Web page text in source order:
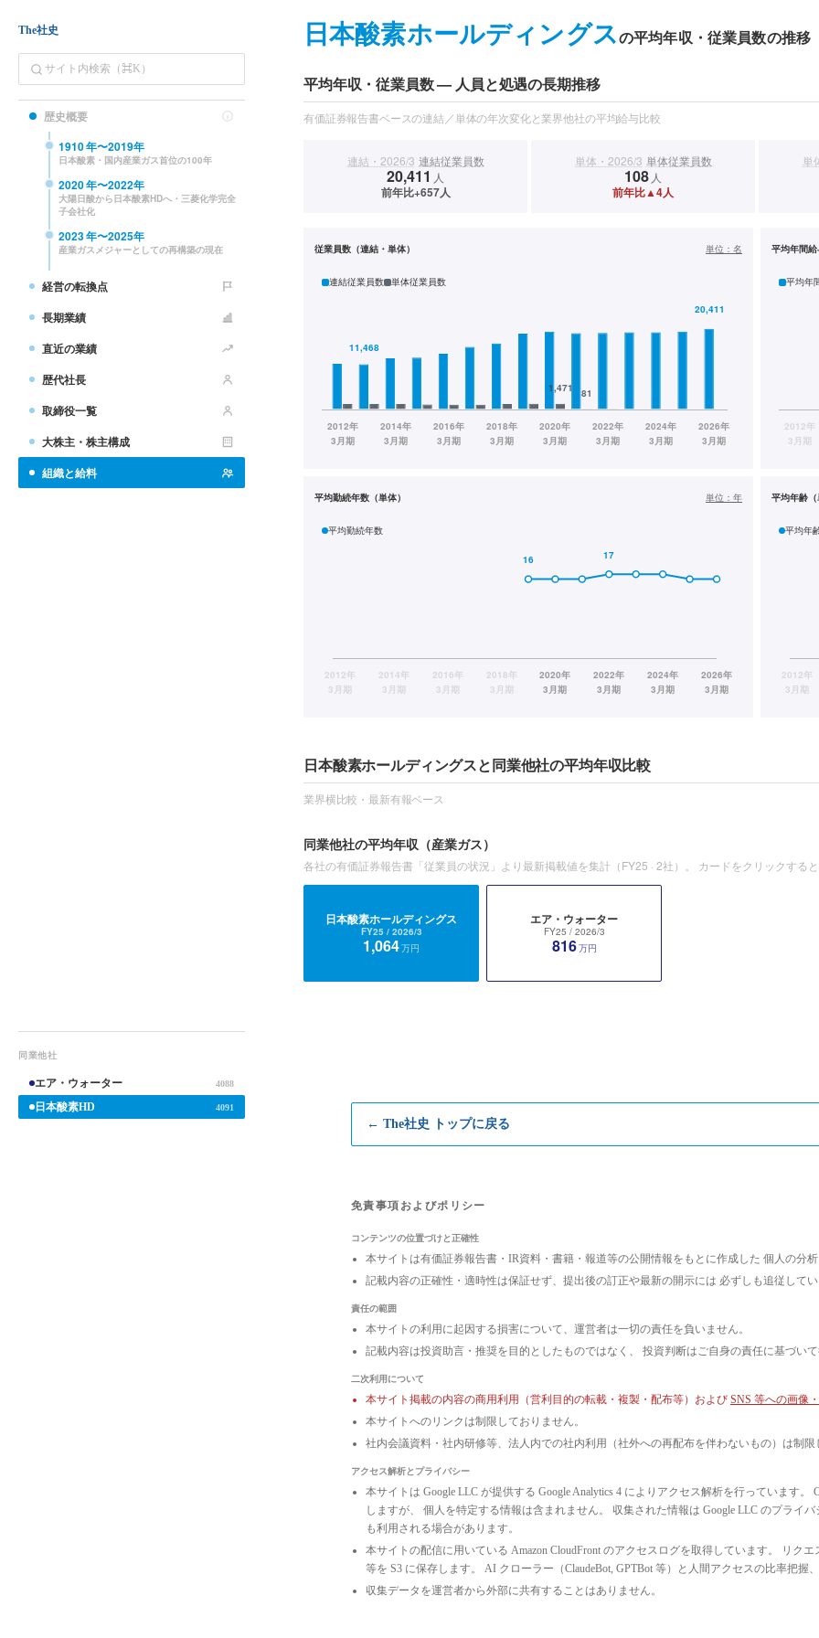
The社史
歴史概要
1910年〜2019年
日本酸素・国内産業ガス首位の100年
2020年〜2022年
大陽日酸から日本酸素HDへ・三菱化学完全
子会社化
2023年〜2025年
産業ガスメジャーとしての再構築の現在
経営の転換点
長期業績
直近の業績
歴代社長
取締役一覧
大株主・株主構成
組織と給料
同業他社
エア・ウォーター 4088
日本酸素HD 4091
日本酸素ホールディングスの平均年収・従業員数の推移
平均年収・従業員数 — 人員と処遇の長期推移
有価証券報告書ベースの連結／単体の年次変化と業界他社の平均給与比較
連結・2026/3 連結従業員数
20,411 人
前年比+657人
単体・2026/3 単体従業員数
108 人
前年比▲4人
単
従業員数（連結・単体） 単位： 名
連結従業員数 単体従業員数
平均年間給
平均年
平均勤続年数（単体） 単位： 年
平均勤続年数
平均年齢（
平均年
日本酸素ホールディングスと同業他社の平均年収比較
業界横比較・最新有報ベース
同業他社の平均年収 （産業ガス）
各社の有価証券報告書「従業員の状況」より最新掲載値を集計（FY25 · 2社）。 カードをクリックする
日本酸素ホールディングス
FY25 / 2026/3
1,064万円
エア・ウォーター
FY25 / 2026/3
816万円
← The社史 トップに戻る
免責事項およびポリシー
コンテンツの位置づけと正確性
本サイトは有価証券報告書・IR資料・書籍・報道等の公開情報をもとに作成した 個人の分
記載内容の正確性・適時性は保証せず、提出後の訂正や最新の開示には 必ずしも追従して
責任の範囲
本サイトの利用に起因する損害について、運営者は一切の責任を負いません。
記載内容は投資助言・推奨を目的としたものではなく、 投資判断はご自身の責任に基づいて
二次利用について
本サイト掲載の内容の商用利用（営利目的の転載・複製・配布等）および SNS 等への画像
本サイトへのリンクは制限しておりません。
社内会議資料・社内研修等、法人内での社内利用（社外への再配布を伴わないもの）は制限
アクセス解析とプライバシー
本サイトは Google LLC が提供する Google Analytics 4 によりアクセス解析を行っています
しますが、 個人を特定する情報は含まれません。 収集された情報は Google LLC のプライ
も利用される場合があります。
本サイトの配信に用いている Amazon CloudFront のアクセスログを取得しています。 リク
等を S3 に保存します。 AI クローラー（ClaudeBot, GPTBot 等）と人間アクセスの比率把握
収集データを運営者から外部に共有することはありません。